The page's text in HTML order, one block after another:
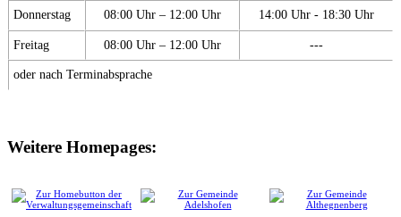
Donnerstag 08:00 Uhr – 12:00 Uhr 14:00 Uhr - 18:30 Uhr
Freitag 08:00 Uhr – 12:00 Uhr ---
oder nach Terminabsprache
Weitere Homepages: